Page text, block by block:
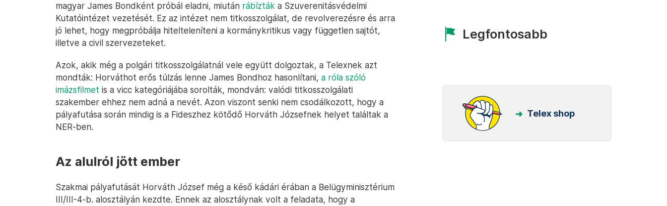
magyar James Bondként próbál eladni, miután rábízták a Szuverenitásvédelmi
Kutatóintézet vezetését. Ez az intézet nem titkosszolgálat, de revolverezésre és arra
jó lehet, hogy megpróbálja hitelteleníteni a kormánykritikus vagy független sajtót,
illetve a civil szervezeteket.
Azok, akik még a polgári titkosszolgálatnál vele együtt dolgoztak, a Telexnek azt
mondták: Horváthot erős túlzás lenne James Bondhoz hasonlítani, a róla szóló
imázsfilmet is a vicc kategóriájába sorolták, mondván: valódi titkosszolgálati
szakember ehhez nem adná a nevét. Azon viszont senki nem csodálkozott, hogy a
pályafutása során mindig is a Fideszhez kötődő Horváth Józsefnek helyet találtak a
NER-ben.
Az alulról jött ember
Szakmai pályafutását Horváth József még a késő kádári érában a Belügyminisztérium
III/III-4-b. alosztályán kezdte. Ennek az alosztálynak volt a feladata, hogy a
Legfontosabb
Telex shop